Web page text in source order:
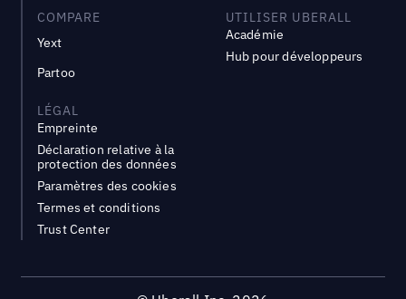
COMPARE
Yext
Partoo
UTILISER UBERALL
Académie
Hub pour développeurs
LÉGAL
Empreinte
Déclaration relative à la
protection des données
Paramètres des cookies
Termes et conditions
Trust Center